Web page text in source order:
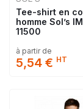
Tee-shirt en
homme Sol’s
11500
à partir de
5,54 € HT